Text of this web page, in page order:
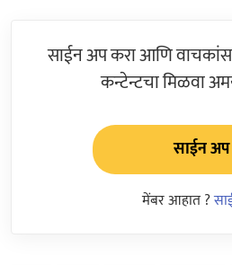
साईन अप करा आणि
कन्टेन्टचा मिळवा
साईन अप
मेंबर आहात ?